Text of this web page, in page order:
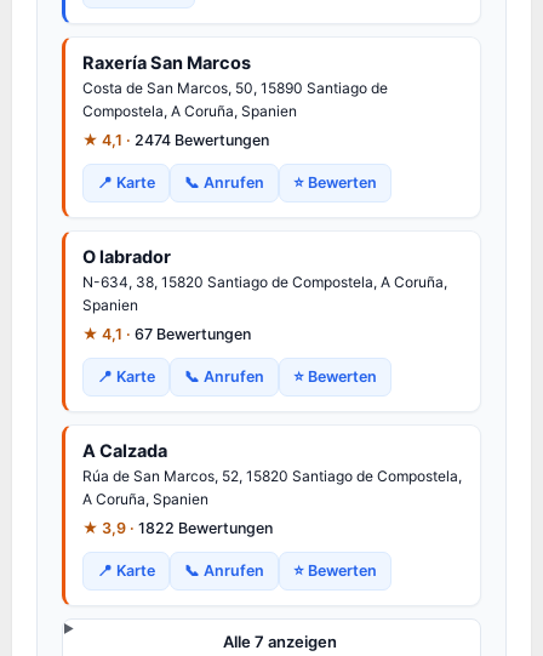
Raxería San Marcos
Costa de San Marcos, 50, 15890 Santiago de
Compostela, A Coruña, Spanien
★ 4,1 · 2474 Bewertungen
📍 Karte 📞 Anrufen ⭐ Bewerten
O labrador
N-634, 38, 15820 Santiago de Compostela, A Coruña,
Spanien
★ 4,1 · 67 Bewertungen
📍 Karte 📞 Anrufen ⭐ Bewerten
A Calzada
Rúa de San Marcos, 52, 15820 Santiago de Compostela,
A Coruña, Spanien
★ 3,9 · 1822 Bewertungen
📍 Karte 📞 Anrufen ⭐ Bewerten
Alle 7 anzeigen